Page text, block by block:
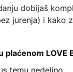
dobijaš
jurenja) i kako
plaćenom LOVE
temu nedeljno,